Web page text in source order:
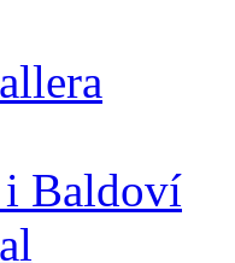
i Baldoví